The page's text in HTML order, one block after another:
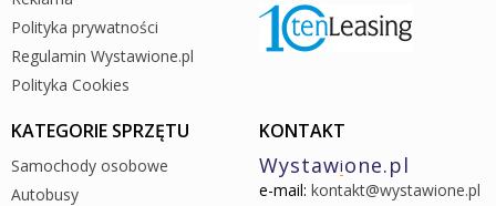
Polityka prywatności
Regulamin Wystawione.pl
Polityka Cookies
KATEGORIE SPRZĘTU
Samochody osobowe
Autobusy
KONTAKT
Wystawione.pl
e-mail: kontakt@wystawione.pl